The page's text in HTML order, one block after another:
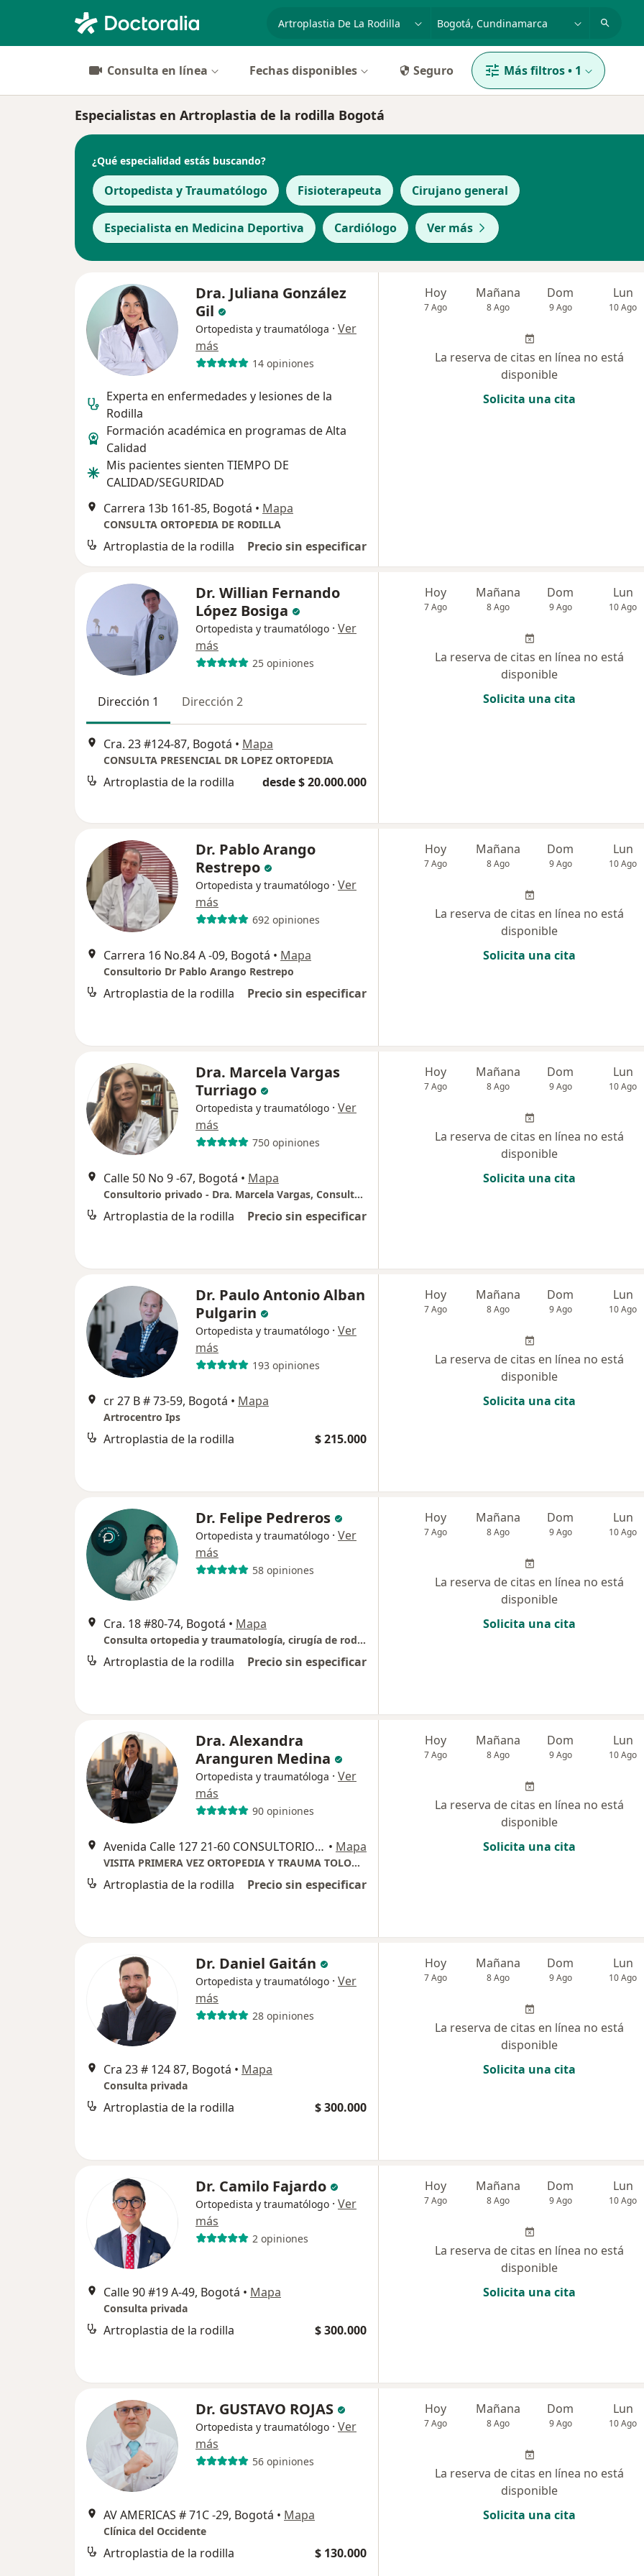
especialidad, enfermedad o nombre
p. ej. Bogotá
Consulta en línea Fechas disponibles Seguro Más filtros• 1
Especialistas en Artroplastia de la rodilla Bogotá
¿Qué especialidad estás buscando?
Ortopedista y Traumatólogo Fisioterapeuta Cirujano general
Especialista en Medicina Deportiva Cardiólogo Ver más
Dra. Juliana González
Gil
Ortopedista y traumatóloga · Ver
más
14 opiniones
Experta en enfermedades y lesiones de la
Rodilla
Formación académica en programas de Alta
Calidad
Mis pacientes sienten TIEMPO DE
CALIDAD/SEGURIDAD
Carrera 13b 161-85, Bogotá • Mapa
CONSULTA ORTOPEDIA DE RODILLA
Artroplastia de la rodilla Precio sin especificar
Hoy
7 Ago
Mañana
8 Ago
Dom
9 Ago
Lun
10 Ago
La reserva de citas en línea no está
disponible
Solicita una cita
Dr. Willian Fernando
López Bosiga
Ortopedista y traumatólogo · Ver
más
25 opiniones
Dirección 1 Dirección 2
Cra. 23 #124-87, Bogotá • Mapa
CONSULTA PRESENCIAL DR LOPEZ ORTOPEDIA
Artroplastia de la rodilla desde $ 20.000.000
Hoy
7 Ago
Mañana
8 Ago
Dom
9 Ago
Lun
10 Ago
La reserva de citas en línea no está
disponible
Solicita una cita
Dr. Pablo Arango
Restrepo
Ortopedista y traumatólogo · Ver
más
692 opiniones
Carrera 16 No.84 A -09, Bogotá • Mapa
Consultorio Dr Pablo Arango Restrepo
Artroplastia de la rodilla Precio sin especificar
Hoy
7 Ago
Mañana
8 Ago
Dom
9 Ago
Lun
10 Ago
La reserva de citas en línea no está
disponible
Solicita una cita
Dra. Marcela Vargas
Turriago
Ortopedista y traumatólogo · Ver
más
750 opiniones
Calle 50 No 9 -67, Bogotá • Mapa
Consultorio privado - Dra. Marcela Vargas, Consultorio 304
Artroplastia de la rodilla Precio sin especificar
Hoy
7 Ago
Mañana
8 Ago
Dom
9 Ago
Lun
10 Ago
La reserva de citas en línea no está
disponible
Solicita una cita
Dr. Paulo Antonio Alban
Pulgarin
Ortopedista y traumatólogo · Ver
más
193 opiniones
cr 27 B # 73-59, Bogotá • Mapa
Artrocentro Ips
Artroplastia de la rodilla $ 215.000
Hoy
7 Ago
Mañana
8 Ago
Dom
9 Ago
Lun
10 Ago
La reserva de citas en línea no está
disponible
Solicita una cita
Dr. Felipe Pedreros
Ortopedista y traumatólogo · Ver
más
58 opiniones
Cra. 18 #80-74, Bogotá • Mapa
Consulta ortopedia y traumatología, cirugía de rodilla - Habital Medical Center - Torre 2 piso 5to - consultorio 7
Artroplastia de la rodilla Precio sin especificar
Hoy
7 Ago
Mañana
8 Ago
Dom
9 Ago
Lun
10 Ago
La reserva de citas en línea no está
disponible
Solicita una cita
Dra. Alexandra
Aranguren Medina
Ortopedista y traumatóloga · Ver
más
90 opiniones
Avenida Calle 127 21-60 CONSULTORIO 306, Bogotá • Mapa
VISITA PRIMERA VEZ ORTOPEDIA Y TRAUMA TOLOGIA
Artroplastia de la rodilla Precio sin especificar
Hoy
7 Ago
Mañana
8 Ago
Dom
9 Ago
Lun
10 Ago
La reserva de citas en línea no está
disponible
Solicita una cita
Dr. Daniel Gaitán
Ortopedista y traumatólogo · Ver
más
28 opiniones
Cra 23 # 124 87, Bogotá • Mapa
Consulta privada
Artroplastia de la rodilla $ 300.000
Hoy
7 Ago
Mañana
8 Ago
Dom
9 Ago
Lun
10 Ago
La reserva de citas en línea no está
disponible
Solicita una cita
Dr. Camilo Fajardo
Ortopedista y traumatólogo · Ver
más
2 opiniones
Calle 90 #19 A-49, Bogotá • Mapa
Consulta privada
Artroplastia de la rodilla $ 300.000
Hoy
7 Ago
Mañana
8 Ago
Dom
9 Ago
Lun
10 Ago
La reserva de citas en línea no está
disponible
Solicita una cita
Dr. GUSTAVO ROJAS
Ortopedista y traumatólogo · Ver
más
56 opiniones
AV AMERICAS # 71C -29, Bogotá • Mapa
Clínica del Occidente
Artroplastia de la rodilla $ 130.000
Hoy
7 Ago
Mañana
8 Ago
Dom
9 Ago
Lun
10 Ago
La reserva de citas en línea no está
disponible
Solicita una cita